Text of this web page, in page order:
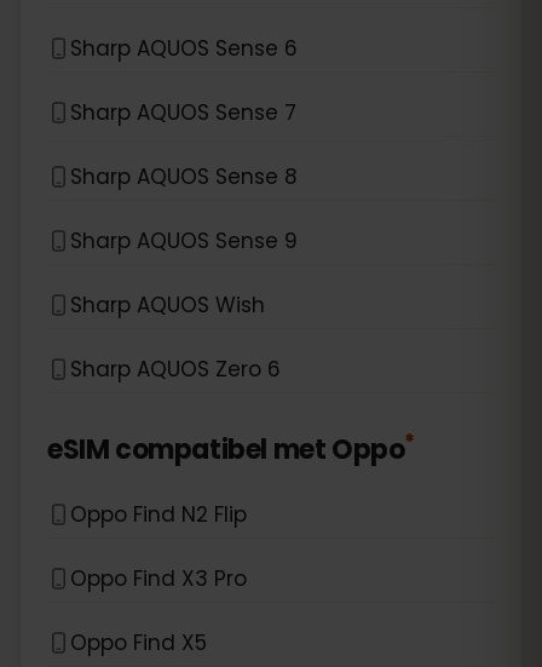
Sharp AQUOS Sense 6
Sharp AQUOS Sense 7
Sharp AQUOS Sense 8
Sharp AQUOS Sense 9
Sharp AQUOS Wish
Sharp AQUOS Zero 6
eSIM compatibel metOppo*
Oppo Find N2 Flip
Oppo Find X3 Pro
Oppo Find X5